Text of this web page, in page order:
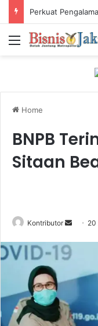
Menu
Home
BNPB
Sitaan
Kontributor
a
m
20